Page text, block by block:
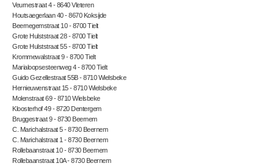
Veurnestraat 4 - 8640 Vleteren
Houtsaegerlaan 40 - 8670 Koksijde
Beernegemstraat 10 - 8700 Tielt
Grote Hulststraat 28 - 8700 Tielt
Grote Hulststraat 55 - 8700 Tielt
Krommewalstraat 9 - 8700 Tielt
Marialoopsesteenweg 4 - 8700 Tielt
Guido Gezellestraat 55B - 8710 Wielsbeke
Hernieuwenstraat 15 - 8710 Wielsbeke
Molenstraat 69 - 8710 Wielsbeke
Kloosterhof 49 - 8720 Dentergem
Bruggestraat 9 - 8730 Beernem
C. Marichalstraat 5 - 8730 Beernem
C. Marichalstraat 1 - 8730 Beernem
Rollebaanstraat 10 - 8730 Beernem
Rollebaanstraat 10A - 8730 Beernem